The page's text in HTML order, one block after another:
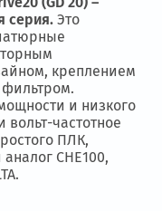
серия. Это
креплением
и низкого
вольт-частотное
ПЛК,
CHE100,